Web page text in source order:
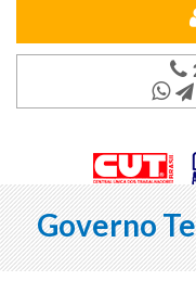
Governo